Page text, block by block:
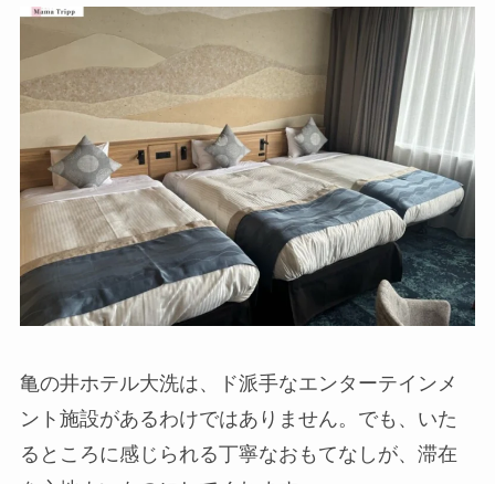
亀の井ホテル大洗は、ド派手なエンターテインメ
ント施設があるわけではありません。でも、いた
るところに感じられる丁寧なおもてなしが、滞在